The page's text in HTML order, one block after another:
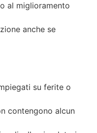
al miglioramento
anche se
su ferite o
contengono alcun